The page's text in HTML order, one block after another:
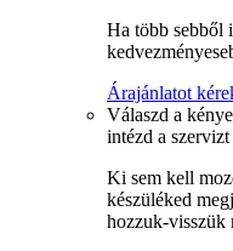
Ha több sebből
Árajánlatot
Válaszd a
intézd a
Ki sem kell
készüléked
hozzuk-visszük